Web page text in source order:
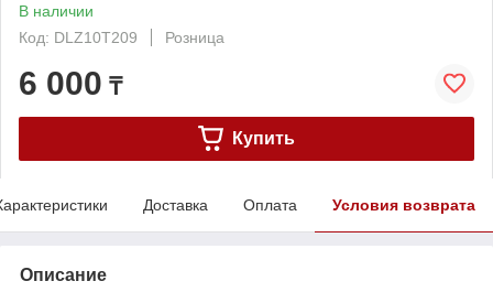
В наличии
Код: DLZ10T209
Розница
6 000 ₸
Купить
Доставка Оплата Условия возврата
Описание